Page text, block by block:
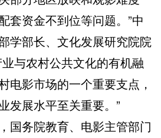
套资金不到位等问题。”中
学部长、文化发展研究院院
与农村公共文化的有机融
电影市场的一个重要支点，
发展水平至关重要。”
务院教育、电影主管部门